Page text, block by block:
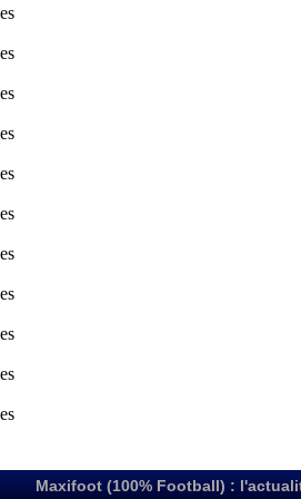
Maxifoot (100% Football) :